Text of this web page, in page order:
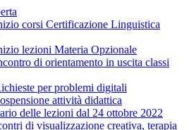
corsi Certificazione Linguistica
lezioni Materia Opzionale
di orientamento in uscita classi
per problemi digitali
attività didattica
delle lezioni dal 24 ottobre 2022
di visualizzazione creativa, terapia